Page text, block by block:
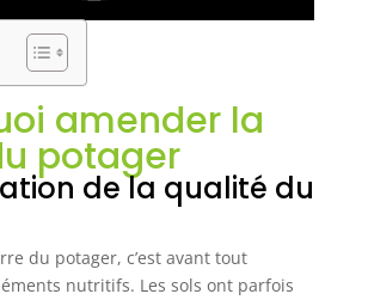
amender la
potager
de la qualité du
du potager, c’est avant tout
nutritifs. Les sols ont parfois